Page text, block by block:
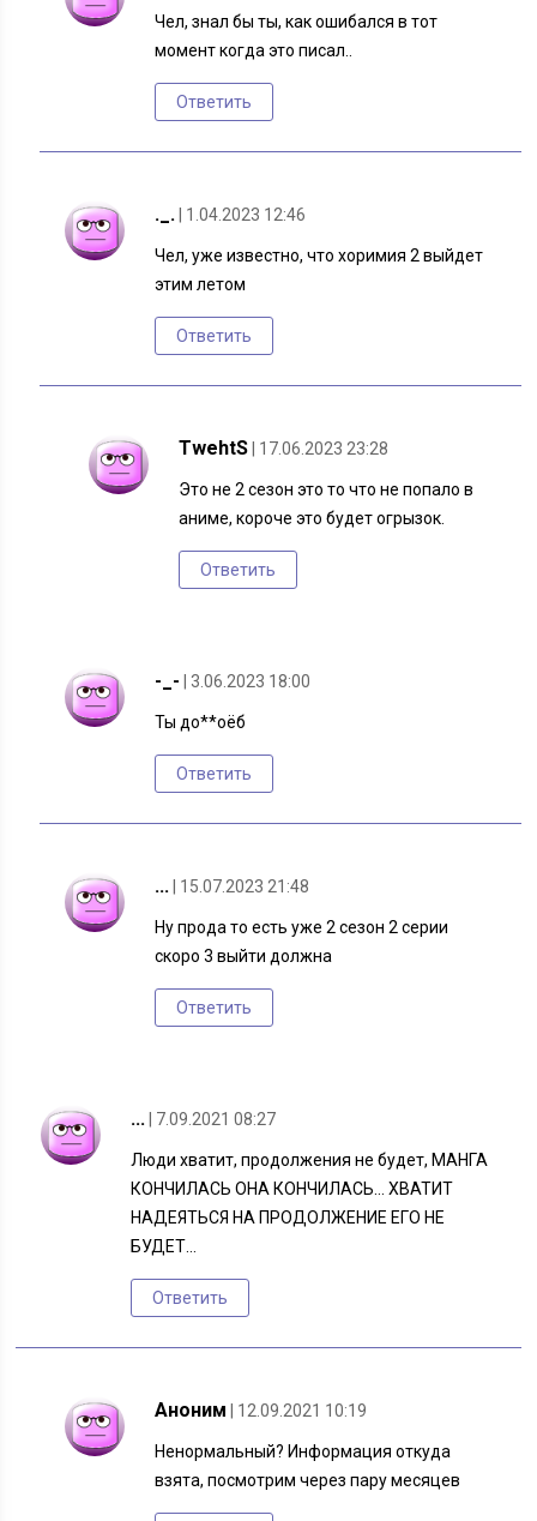
Чел, знал бы ты, как ошибался в тот
момент когда это писал..
Ответить
._. | 1.04.2023 12:46
Чел, уже известно, что хоримия 2 выйдет
этим летом
Ответить
TwehtS | 17.06.2023 23:28
Это не 2 сезон это то что не попало в
аниме, короче это будет огрызок.
Ответить
-_- | 3.06.2023 18:00
Ты до**оёб
Ответить
... | 15.07.2023 21:48
Ну прода то есть уже 2 сезон 2 серии
скоро 3 выйти должна
Ответить
... | 7.09.2021 08:27
Люди хватит, продолжения не будет, МАНГА
КОНЧИЛАСЬ ОНА КОНЧИЛАСЬ… ХВАТИТ
НАДЕЯТЬСЯ НА ПРОДОЛЖЕНИЕ ЕГО НЕ
БУДЕТ…
Ответить
Аноним | 12.09.2021 10:19
Ненормальный? Информация откуда
взята, посмотрим через пару месяцев